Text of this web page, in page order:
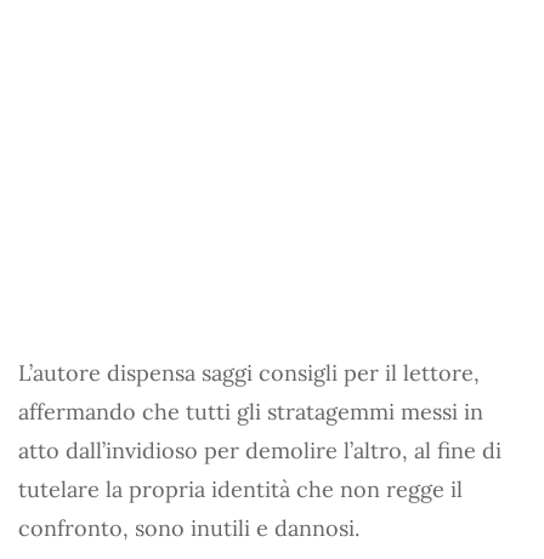
L’autore dispensa saggi consigli per il lettore,
affermando che tutti gli stratagemmi messi in
atto dall’invidioso per demolire l’altro, al fine di
tutelare la propria identità che non regge il
confronto, sono inutili e dannosi.